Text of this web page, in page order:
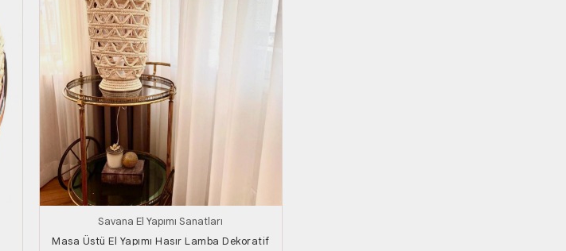
Savana El Yapımı Sanatları
Masa Üstü El Yapımı Hasır Lamba Dekoratif